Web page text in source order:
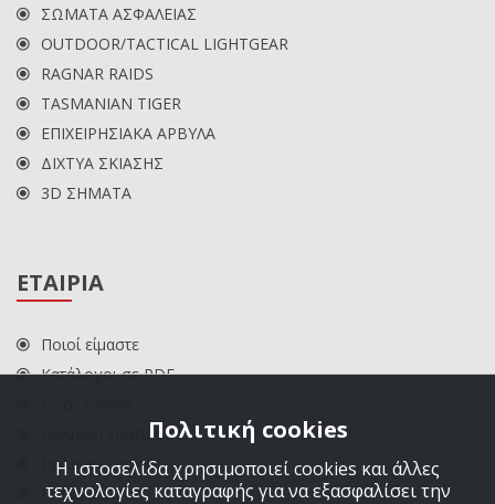
ΣΩΜΑΤΑ ΑΣΦΑΛΕΙΑΣ
OUTDOOR/TACTICAL LIGHTGEAR
RAGNAR RAIDS
TASMANIAN TIGER
ΕΠΙΧΕΙΡΗΣΙΑΚΑ ΑΡΒΥΛΑ
ΔΙΧΤΥΑ ΣΚΙΑΣΗΣ
3D ΣΗΜΑΤΑ
ΕΤΑΙΡΙΑ
Ποιοί είμαστε
Κατάλογοι σε PDF
Πολιτική επιστροφών
Πολιτική cookies
ΕΠΙΚΟΙΝΩΝΙΑ
Πολιτική cookies
Η ιστοσελίδα χρησιμοποιεί cookies και άλλες
τεχνολογίες καταγραφής για να εξασφαλίσει την